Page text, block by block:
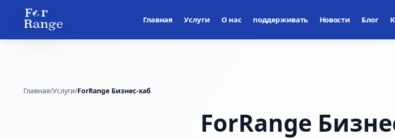
Главная Услуги О нас поддерживать Новости Блог
Главная/Услуги/ForRange Бизнес-хаб
ForRange